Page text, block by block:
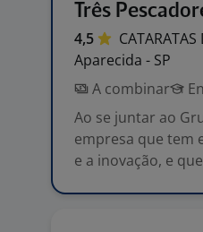
Três
4,5
Aparecida - SP
A combinar
Ao se juntar ao
empresa que tem
e a inovação, e